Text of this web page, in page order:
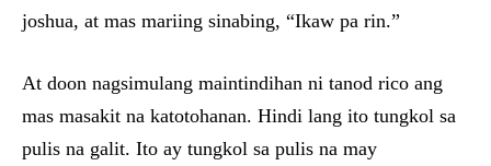
joshua, at mas mariing sinabing, “Ikaw pa rin.”
At doon nagsimulang maintindihan ni tanod rico ang
mas masakit na katotohanan. Hindi lang ito tungkol sa
pulis na galit. Ito ay tungkol sa pulis na may